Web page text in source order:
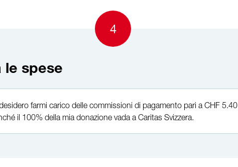
4
le spese
farmi carico delle commissioni di pagamento pari a CHF 5.40
il 100% della mia donazione vada a Caritas Svizzera.